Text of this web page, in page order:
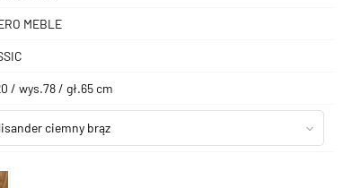
MEBLE
/ wys.78 / gł.65 cm
ciemny brąz